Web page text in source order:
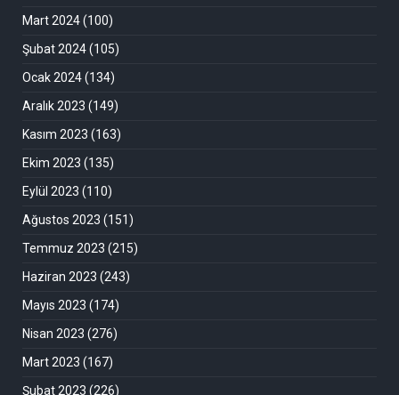
Mart 2024(100)
Şubat 2024(105)
Ocak 2024(134)
Aralık 2023 (149)
Kasım 2023 (163)
Ekim 2023 (135)
Eylül 2023 (110)
Ağustos 2023 (151)
Temmuz 2023 (215)
Haziran 2023 (243)
Mayıs 2023 (174)
Nisan 2023 (276)
Mart 2023 (167)
Şubat 2023 (226)